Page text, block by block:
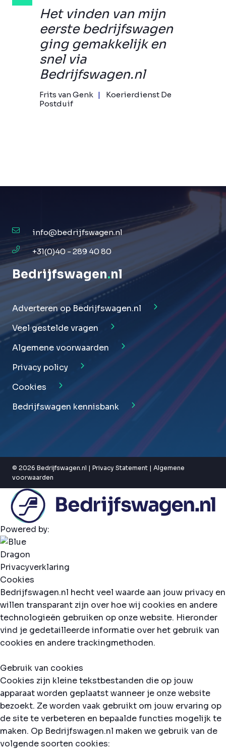
Het vinden van mijn
eerste bedrijfswagen
ging gemakkelijk en
snel via
Bedrijfswagen.nl
Frits van Genk
Koerierdienst De
Postduif
info@bedrijfswagen.nl
+31(0)40 - 289 40 80
Bedrijfswagen.nl
Adverteren op Bedrijfswagen.nl
Veel gestelde vragen
Algemene voorwaarden
Privacy policy
Cookies
Bedrijfswagen kennisbank
© 2026 Bedrijfswagen.nl | Privacy Statement | Algemene
voorwaarden
Powered by:
Privacyverklaring
Cookies
Bedrijfswagen.nl hecht veel waarde aan jouw privacy en
willen transparant zijn over hoe wij cookies en andere
technologieën gebruiken op onze website. Hieronder
vind je gedetailleerde informatie over het gebruik van
cookies en andere trackingmethoden.
Gebruik van cookies
Cookies zijn kleine tekstbestanden die op jouw
apparaat worden geplaatst wanneer je onze website
bezoekt. Ze worden vaak gebruikt om jouw ervaring op
de site te verbeteren en bepaalde functies mogelijk te
maken. Op Bedrijfswagen.nl maken we gebruik van de
volgende soorten cookies: